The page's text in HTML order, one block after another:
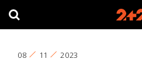
08 11 2023